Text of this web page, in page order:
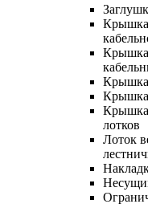
Крышка
Крышка
Крышка
Крышка
Крышка
лотков
Лоток